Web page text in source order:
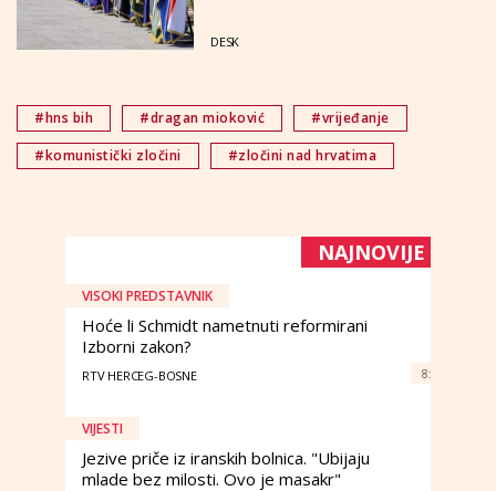
DESK
#hns bih #dragan mioković
#vrijeđanje
#komunistički zločini
#zločini nad hrvatima
NAJNOVIJE
VISOKI PREDSTAVNIK
Hoće li Schmidt nametnuti reformirani
Izborni zakon?
RTV HERCEG-BOSNE 8:
VIJESTI
Jezive priče iz iranskih bolnica. "Ubijaju
mlade bez milosti. Ovo je masakr"